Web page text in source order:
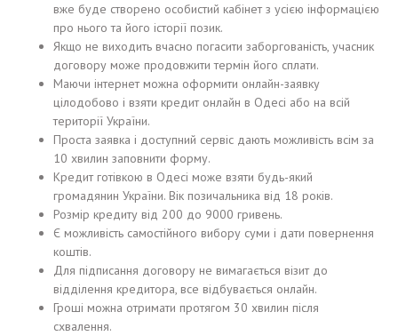
вже буде створено особистий кабінет з усією інформацією
про нього та його історії позик.
Якщо не виходить вчасно погасити заборгованість, учасник
договору може продовжити термін його сплати.
Маючи інтернет можна оформити онлайн-заявку
цілодобово і взяти кредит онлайн в Одесі або на всій
території України.
Проста заявка і доступний сервіс дають можливість всім за
10 хвилин заповнити форму.
Кредит готівкою в Одесі може взяти будь-який
громадянин України. Вік позичальника від 18 років.
Розмір кредиту від 200 до 9000 гривень.
Є можливість самостійного вибору суми і дати повернення
коштів.
Для підписання договору не вимагається візит до
відділення кредитора, все відбувається онлайн.
Гроші можна отримати протягом 30 хвилин після
схвалення.